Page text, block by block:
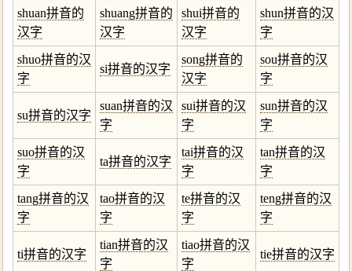
shuan拼音的
汉字
shuang拼音的
汉字
shui拼音的
汉字
shun拼音的汉
字
shuo拼音的汉
字
si拼音的汉字
song拼音的
汉字
sou拼音的汉
字
su拼音的汉字
suan拼音的汉
字
sui拼音的汉
字
sun拼音的汉
字
suo拼音的汉
字
ta拼音的汉字
tai拼音的汉
字
tan拼音的汉
字
tang拼音的汉
字
tao拼音的汉
字
te拼音的汉
字
teng拼音的汉
字
ti拼音的汉字
tian拼音的汉
字
tiao拼音的汉
字
tie拼音的汉字